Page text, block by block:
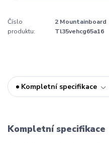
Číslo
produktu:
2 Mountainboard
Tl35vehcg65a16
Kompletní specifikace
Kompletní specifikace